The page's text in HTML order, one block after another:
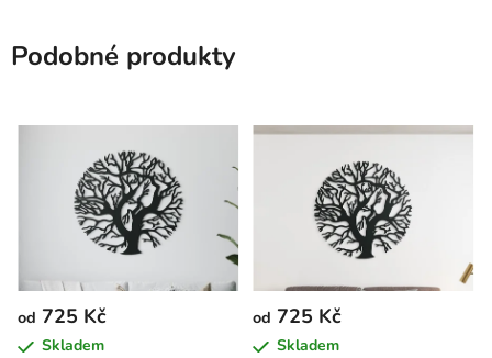
Podobné produkty
od 725 Kč
Skladem
od 725 Kč
Skladem